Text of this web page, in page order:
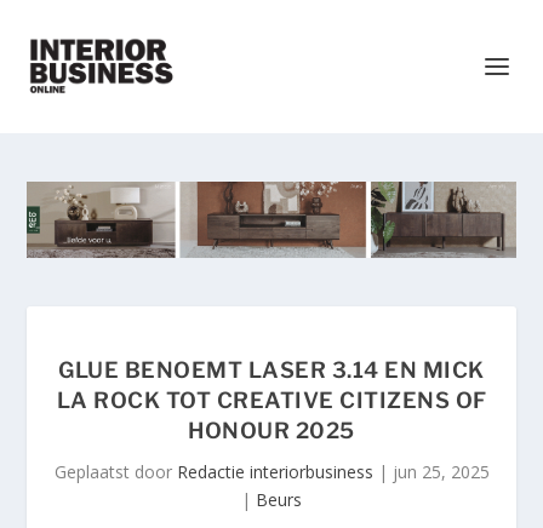
GLUE BENOEMT LASER 3.14 EN MICK
LA ROCK TOT CREATIVE CITIZENS OF
HONOUR 2025
Geplaatst door Redactie interiorbusiness | jun 25, 2025
| Beurs